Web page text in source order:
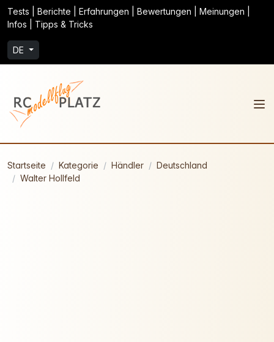
Tests | Berichte | Erfahrungen | Bewertungen | Meinungen |
Infos | Tipps & Tricks
DE
Startseite Kategorie Händler
Deutschland
Walter Hollfeld